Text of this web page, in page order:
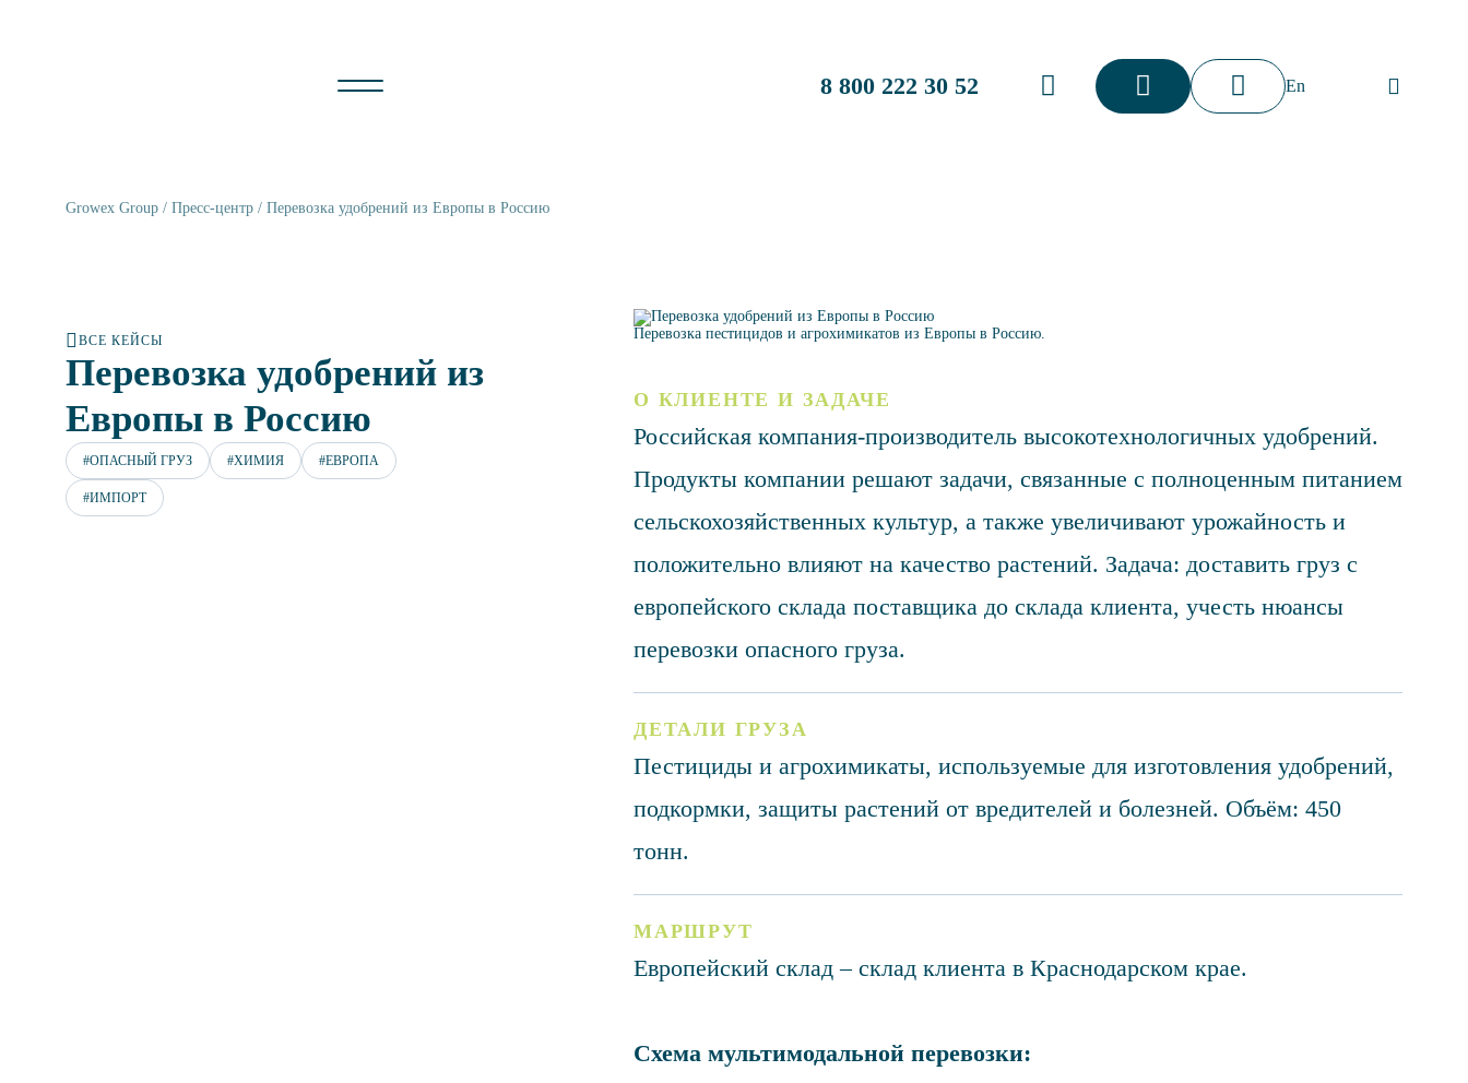
8 800 222 30 52
Калькулятор
доставки
Получить
консультацию
Личный
кабинет
En
Growex Group Пресс-центр Перевозка удобрений из Европы в Россию
ВСЕ КЕЙСЫ
Перевозка удобрений из
Европы в Россию
#ОПАСНЫЙ ГРУЗ #ХИМИЯ #ЕВРОПА
#ИМПОРТ
Перевозка пестицидов и агрохимикатов из Европы в Россию.
О КЛИЕНТЕ И ЗАДАЧЕ
Российская компания-производитель высокотехнологичных удобрений.
Продукты компании решают задачи, связанные с полноценным питанием
сельскохозяйственных культур, а также увеличивают урожайность и
положительно влияют на качество растений. Задача: доставить груз с
европейского склада поставщика до склада клиента, учесть нюансы
перевозки опасного груза.
ДЕТАЛИ ГРУЗА
Пестициды и агрохимикаты, используемые для изготовления удобрений,
подкормки, защиты растений от вредителей и болезней. Объём: 450
тонн.
МАРШРУТ
Европейский склад – склад клиента в Краснодарском крае.
Схема мультимодальной перевозки: